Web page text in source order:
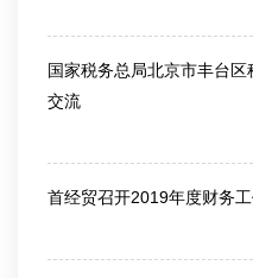
国家税务总局北京市丰台
交流
首经贸召开2019年度财务